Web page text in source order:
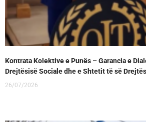
Kontrata Kolektive e Punës – Garancia e
Drejtësisë Sociale dhe e Shtetit të së
26/07/2026